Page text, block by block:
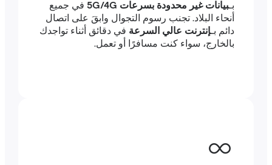
بيانات غير محدودة بسرعات 5G/4G
في جميع
أنحاء البلاد. تجنب رسوم التجوال وابقَ على اتصال
إنترنت عالي السرعةفي دقائق أثناء تواجدك
بالخارج، سواء كنت مسافرًا أو تعمل.